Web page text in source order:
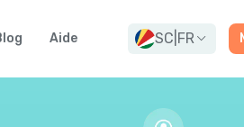
Aide SC FR